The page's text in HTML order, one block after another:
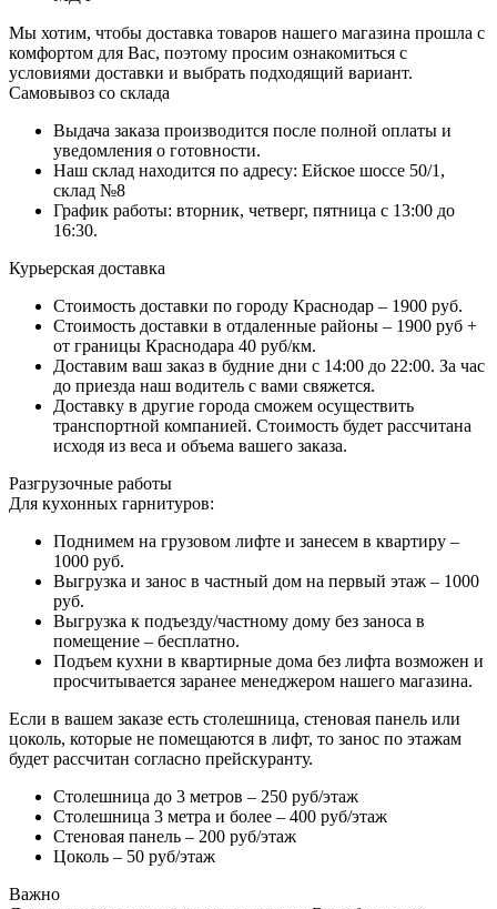
Мы хотим, чтобы доставка товаров нашего магазина прошла с
комфортом для Вас, поэтому просим ознакомиться с
условиями доставки и выбрать подходящий вариант.
Самовывоз со склада
Выдача заказа производится после полной оплаты и
уведомления о готовности.
Наш склад находится по адресу: Ейское шоссе 50/1,
склад №8
График работы: вторник, четверг, пятница с 13:00 до
16:30.
Курьерская доставка
Стоимость доставки по городу Краснодар – 1900 руб.
Стоимость доставки в отдаленные районы – 1900 руб +
от границы Краснодара 40 руб/км.
Доставим ваш заказ в будние дни с 14:00 до 22:00. За час
до приезда наш водитель с вами свяжется.
Доставку в другие города сможем осуществить
транспортной компанией. Стоимость будет рассчитана
исходя из веса и объема вашего заказа.
Разгрузочные работы
Для кухонных гарнитуров:
Поднимем на грузовом лифте и занесем в квартиру –
1000 руб.
Выгрузка и занос в частный дом на первый этаж – 1000
руб.
Выгрузка к подъезду/частному дому без заноса в
помещение – бесплатно.
Подъем кухни в квартирные дома без лифта возможен и
просчитывается заранее менеджером нашего магазина.
Если в вашем заказе есть столешница, стеновая панель или
цоколь, которые не помещаются в лифт, то занос по этажам
будет рассчитан согласно прейскуранту.
Столешница до 3 метров – 250 руб/этаж
Столешница 3 метра и более – 400 руб/этаж
Стеновая панель – 200 руб/этаж
Цоколь – 50 руб/этаж
Важно